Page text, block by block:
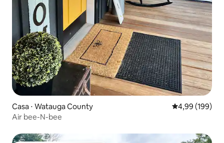
Casa ⋅ Watauga County 4,99 de uma
4,99 (199)
Air bee-N-bee